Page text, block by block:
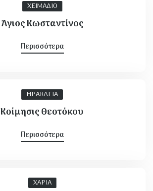
ΧΕΙΜΑΔΙΟ
Άγιος Κωσταντίνος
Περισσότερα
ΗΡΑΚΛΕΙΑ
Κοίμησις Θεοτόκου
Περισσότερα
ΧΑΡΙΑ